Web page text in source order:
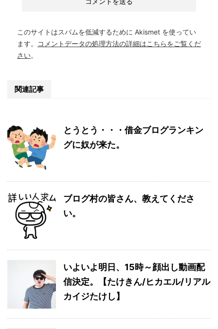
このサイトはスパムを低減するために Akismet を使ってい
ます。
コメントデータの処理方法の詳細はこちらをご覧くだ
さい。
関連記事
とうとう・・・借金ブログランキン
グに奴が来た。
ブログ村の皆さん、教えてくださ
い。
いよいよ明日、15時～顔出し動画配
信決定。【たけきん/ヒカエル/リアル
カイジたけし】